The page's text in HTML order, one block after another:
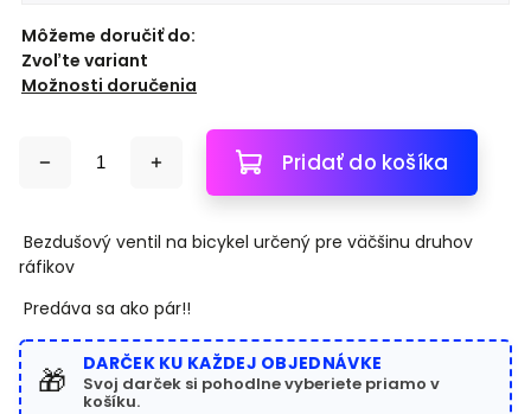
Môžeme doručiť do:
Zvoľte variant
Možnosti doručenia
Pridať do košíka
Bezdušový ventil na bicykel určený pre väčšinu druhov
ráfikov
Predáva sa ako pár!!
🎁 DARČEK KU KAŽDEJ OBJEDNÁVKE
Svoj darček si pohodlne vyberiete priamo v
košíku.